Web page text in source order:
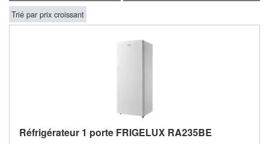
Trié par prix croissant
Réfrigérateur 1 porte FRIGELUX RA235BE